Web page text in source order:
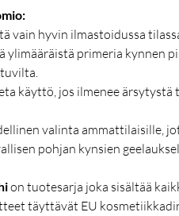
vain hyvin ilmastoidussa
ylimääräistä primeria kynnen
käyttö, jos ilmenee
valinta ammattilaisille,
pohjan kynsien
on tuotesarja joka sisältää
täyttävät EU